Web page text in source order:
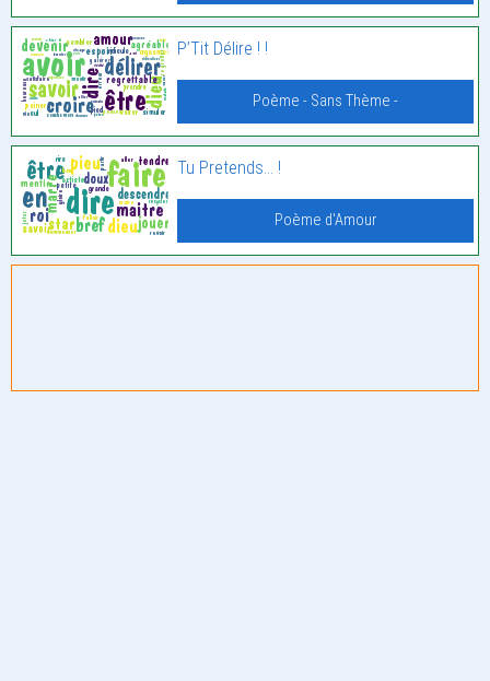
P’Tit Délire ! !
Poème - Sans Thème -
Tu Pretends… !
Poème d'Amour